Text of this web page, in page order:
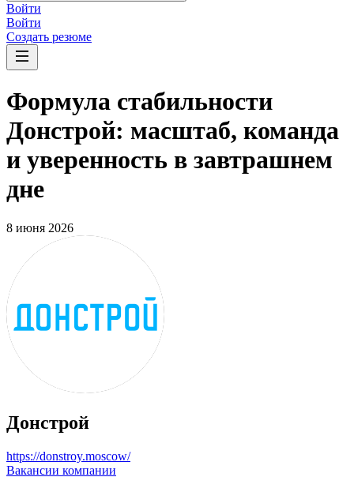
Войти
Войти
Создать резюме
Формула стабильности
Донстрой: масштаб, команда
и уверенность в завтрашнем
дне
8 июня 2026
Донстрой
https://donstroy.moscow/
Вакансии компании